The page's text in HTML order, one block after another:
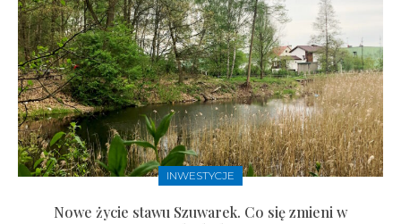
INWESTYCJE
Nowe życie stawu Szuwarek. Co się zmieni w